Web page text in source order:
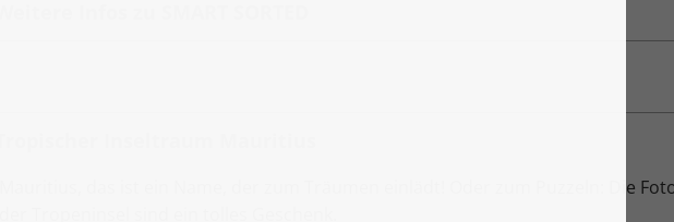
Mauritius, das ist ein Name, der zum Träumen einlädt! Oder zum Puzzeln: Die